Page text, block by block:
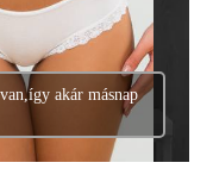
így akár másnap